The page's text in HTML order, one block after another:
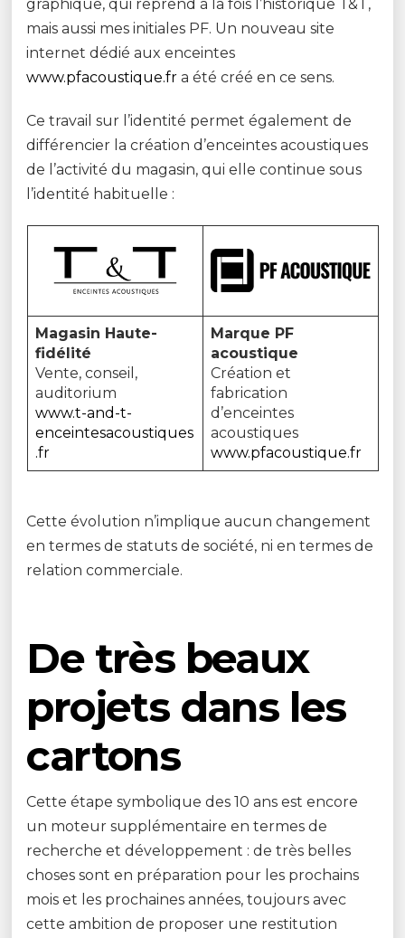
graphique, qui reprend à la fois l’historique T&T,
mais aussi mes initiales PF. Un nouveau site
internet dédié aux enceintes
www.pfacoustique.fr a été créé en ce sens.
Ce travail sur l’identité permet également de
différencier la création d’enceintes acoustiques
de l’activité du magasin, qui elle continue sous
l’identité habituelle :
Magasin Haute-
fidélité
Vente, conseil,
auditorium
www.t-and-t-
enceintesacoustiques
.fr
Marque PF
acoustique
Création et
fabrication
d’enceintes
acoustiques
www.pfacoustique.fr
Cette évolution n’implique aucun changement
en termes de statuts de société, ni en termes de
relation commerciale.
De très beaux
projets dans les
cartons
Cette étape symbolique des 10 ans est encore
un moteur supplémentaire en termes de
recherche et développement : de très belles
choses sont en préparation pour les prochains
mois et les prochaines années, toujours avec
cette ambition de proposer une restitution